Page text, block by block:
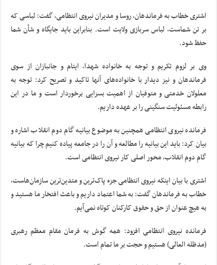
اشتری خطاب به فرماندهان، روسا و مدیران نیروی انتظامی، گفت: لباسی که
بر تن شماست، لباس سربازی ولایت است. بنابراین باید جایگاه و شأن شما
حفظ شود.
وی بر لزوم تکریم و توجه به خانواده شهدا، ایتام و جانبازان از سوی
فرماندهان و نیز دیدار با خانواده‌های آنها تاکید و تصریح کرد: توجه به
معلولان خدمتی و متوفیان از اهمیت بسزایی برخوردار است و ما در این
رابطه مسئولیت سنگینی را بر عهده داریم.
فرمانده نیروی انتظامی همچنین به موضوع بیانیه گام دوم انقلاب اشاره و
بیان کرد: باید این بیانیه را مطالعه و آن را در جامعه پیاده کنیم چرا که بیانیه
گام دوم انقلاب، محور اصلی کار نیروی انتظامی است.
اشتری با بیان اینکه نیروی انتظامی جزء پاک‌ترین و متدین‌ترین سازمان‌هاست،
خطاب به فرماندهان گفت: به شما اعتماد داریم و باعث افتخار ما هستید و
به هیچ عنوان از حق و حقوق کارکنان کوتاه نمی‌آیم.
فرمانده نیروی انتظامی افزود: همه گوش به فرمان مقام معظم رهبری
(مدظله العالی) هستیم و حجت بر ما تمام است.